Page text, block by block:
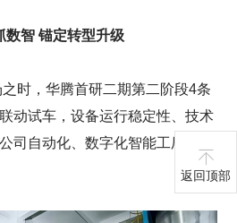
数智 锚定转型升级
时，华腾首研二期第二阶段4条
动试车，设备运行稳定性、技术
司自动化、数字化智能工厂建设
返回顶部